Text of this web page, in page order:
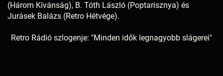
(Három Kívánság), B. Tóth László (Poptarisznya) és
Jurásek Balázs (Retro Hétvége).
Retro Rádió szlogenje: "Minden idők legnagyobb slágerei"